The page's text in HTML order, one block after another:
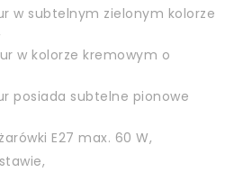
w subtelnym zielonym kolorze
w kolorze kremowym o
posiada subtelne pionowe
E27 max. 60 W,